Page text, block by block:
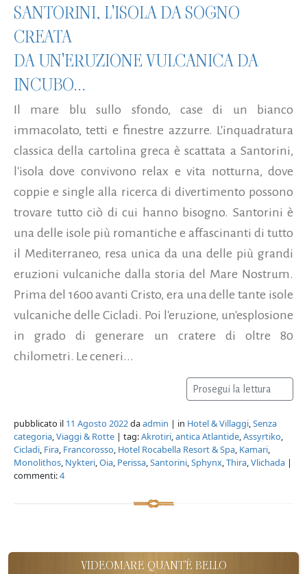
SANTORINI, L'ISOLA DA SOGNO
CREATA
DA UN'ERUZIONE VULCANICA DA
INCUBO...
Il mare blu sullo sfondo, case di un bianco
immacolato, tetti e finestre azzurre. L'inquadratura
classica della cartolina greca è scattata a Santorini,
l'isola dove convivono relax e vita notturna, dove
coppie e single alla ricerca di divertimento possono
trovare tutto ciò di cui hanno bisogno. Santorini è
una delle isole più romantiche e affascinanti di tutto
il Mediterraneo, resa unica da una delle più grandi
eruzioni vulcaniche dalla storia del Mare Nostrum.
Prima del 1600 avanti Cristo, era una delle tante isole
vulcaniche delle Cicladi. Poi l'eruzione, un'esplosione
in grado di generare un cratere di oltre 80
chilometri. Le ceneri...
Prosegui la lettura
pubblicato il 11 Agosto 2022daadmin | in Hotel & Villaggi,Senza
categoria,Viaggi & Rotte | tag:Akrotiri,antica Atlantide,Assyrtiko,
Cicladi, Fira, Francorosso, Hotel Rocabella Resort & Spa, Kamari,
Monolithos, Nykteri,Oia, Perissa,Santorini,Sphynx,Thira,Vlichada |
commenti:4
VIDEOMARE QUANT'È BELLO